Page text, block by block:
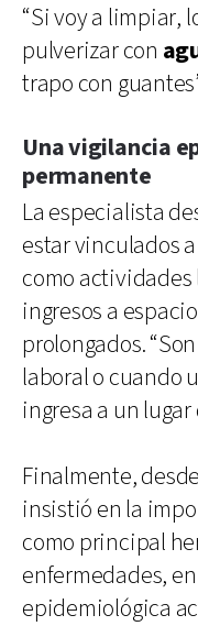
“Si voy a limpiar,
pulverizar con
trapo con
Una vigilancia
permanente
La especialista
estar vinculados
como actividades
ingresos a
prolongados.
laboral o cuando
ingresa a un
Finalmente,
insistió en la
como principal
enfermedades,
epidemiológica